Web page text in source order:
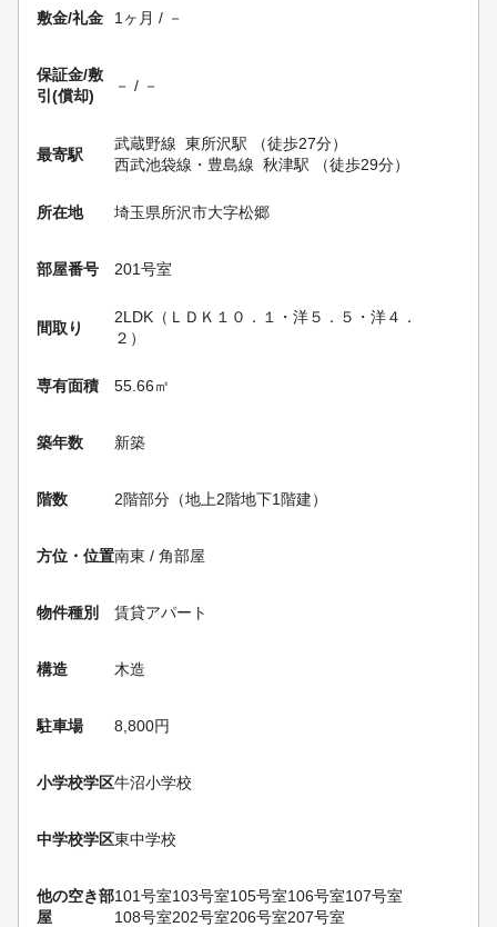
敷金/礼金 1ヶ月 / －
保証金/敷
引(償却)
－ / －
最寄駅
武蔵野線 東所沢駅 （徒歩27分）
西武池袋線・豊島線 秋津駅 （徒歩29分）
所在地 埼玉県所沢市大字松郷
部屋番号 201号室
間取り
2LDK（ＬＤＫ１０．１・洋５．５・洋４．
２）
専有面積 55.66㎡
築年数 新築
階数 2階部分（地上2階地下1階建）
方位・位置南東 / 角部屋
物件種別 賃貸アパート
構造 木造
駐車場 8,800円
小学校学区牛沼小学校
中学校学区東中学校
他の空き部
屋
101号室103号室105号室106号室107号室
108号室202号室206号室207号室